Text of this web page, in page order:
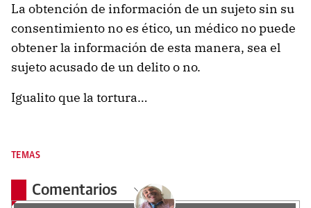
La obtención de información de un sujeto sin su
consentimiento no es ético, un médico no puede
obtener la información de esta manera, sea el
sujeto acusado de un delito o no.
Igualito que la tortura…
TEMAS
Comentarios